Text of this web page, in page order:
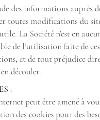
des informations auprès
toutes modifications du
La Société n’est en
de l’utilisation faite de ces
et de tout préjudice
découler.
:
peut être amené à
des cookies pour des